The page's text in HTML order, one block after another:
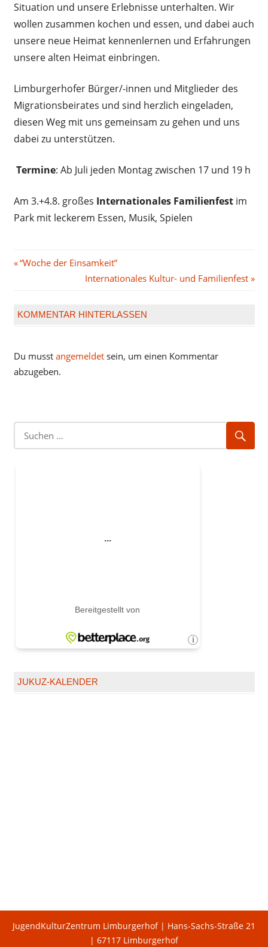
Situation und unsere Erlebnisse unterhalten. Wir
wollen zusammen kochen und essen, und dabei auch
unsere neue Heimat kennenlernen und Erfahrungen
unsere alten Heimat einbringen.
Limburgerhofer Bürger/-innen und Mitglieder des
Migrationsbeirates und sind herzlich eingeladen,
diesen Weg mit uns gemeinsam zu gehen und uns
dabei zu unterstützen.
Termine: Ab Juli jeden Montag zwischen 17 und 19 h
Am 3.+4.8. großes Internationales Familienfestim
Park mit leckerem Essen, Musik, Spielen
Beitragsnavigation
Vorheriger
“Woche der Einsamkeit”
Nächster
Internationales Kultur- und Familienfest
KOMMENTAR HINTERLASSEN
Du musst angemeldetsein, um einen Kommentar
abzugeben.
JUKUZ-KALENDER
JugendKulturZentrum Limburgerhof | Hans-Sachs-Straße 21
| 67117 Limburgerhof